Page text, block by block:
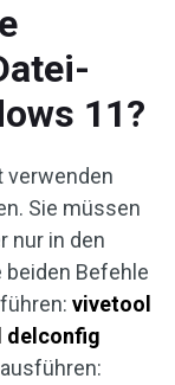
11?
verwenden
Sie müssen
nur in den
Befehle
vivetool
delconfig